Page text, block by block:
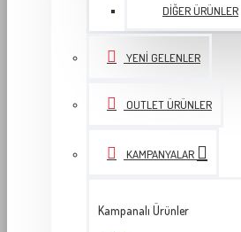
DIĞER ÜRÜNLER
YENI GELENLER
OUTLET ÜRÜNLER
KAMPANYALAR
Kampanalı Ürünler